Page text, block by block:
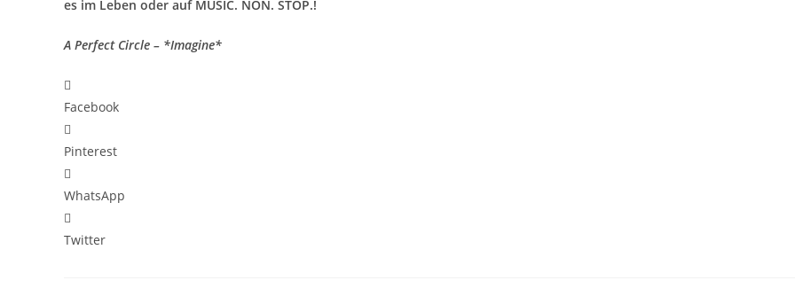
es im Leben oder auf MUSIC. NON. STOP.!
A Perfect Circle – *Imagine*
Facebook
Pinterest
WhatsApp
Twitter